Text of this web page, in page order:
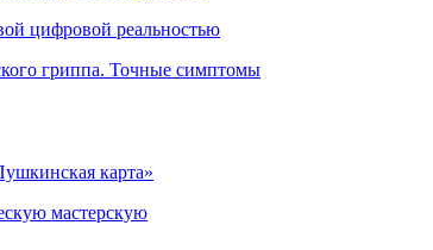
цифровой реальностью
гриппа. Точные симптомы
карта»
мастерскую